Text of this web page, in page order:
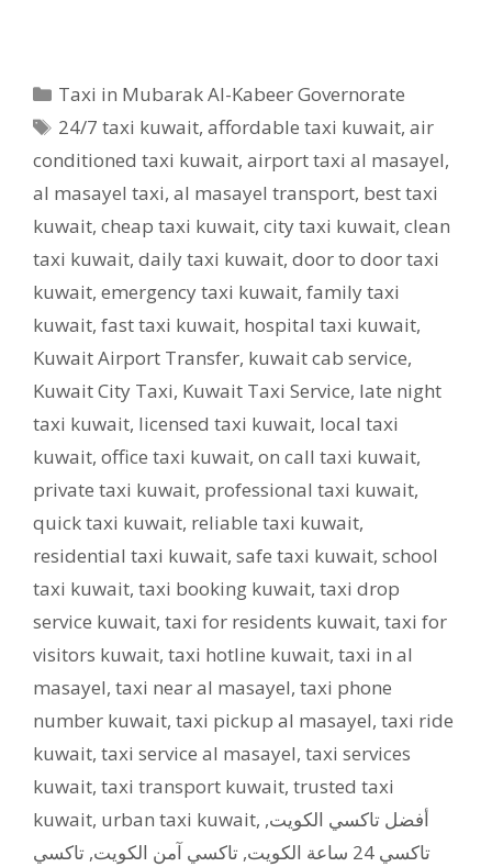
Categories
Taxi in Mubarak Al-Kabeer Governorate
Tags
24/7 taxi kuwait,affordable taxi kuwait,air
conditioned taxi kuwait, airport taxi al masayel,
al masayel taxi, al masayel transport, best taxi
kuwait, cheap taxi kuwait, city taxi kuwait, clean
taxi kuwait, daily taxi kuwait, door to door taxi
kuwait, emergency taxi kuwait, family taxi
kuwait, fast taxi kuwait, hospital taxi kuwait,
Kuwait Airport Transfer, kuwait cab service,
Kuwait City Taxi, Kuwait Taxi Service, late night
taxi kuwait, licensed taxi kuwait, local taxi
kuwait, office taxi kuwait, on call taxi kuwait,
private taxi kuwait, professional taxi kuwait,
quick taxi kuwait, reliable taxi kuwait,
residential taxi kuwait, safe taxi kuwait, school
taxi kuwait, taxi booking kuwait, taxi drop
service kuwait, taxi for residents kuwait, taxi for
visitors kuwait, taxi hotline kuwait, taxi in al
masayel, taxi near al masayel, taxi phone
number kuwait, taxi pickup al masayel, taxi ride
kuwait, taxi service al masayel, taxi services
kuwait, taxi transport kuwait, trusted taxi
kuwait, urban taxi kuwait, أفضل تاكسي الكويت,
تاكسي 24 ساعة الكويت
, تاكسي آمن الكويت, تاكسي